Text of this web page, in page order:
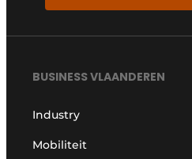
BUSINESS VLAANDEREN
Industry
Mobiliteit